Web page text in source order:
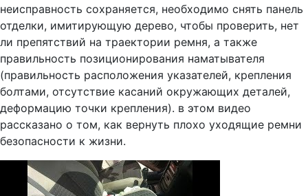
неисправность сохраняется, необходимо снять панель
отделки, имитирующую дерево, чтобы проверить, нет
ли препятствий на траектории ремня, а также
правильность позиционирования наматывателя
(правильность расположения указателей, крепления
болтами, отсутствие касаний окружающих деталей,
деформацию точки крепления). в этом видео
рассказано о том, как вернуть плохо уходящие ремни
безопасности к жизни.